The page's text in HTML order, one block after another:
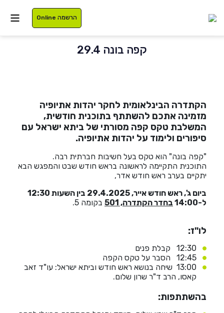
סטודנטים
בוגרים
סגל
עלינו
תוכניות לימוד
רישום
He
English
הרשמה Online
קפה בונה 29.4
הקתדרה הבינלאומית לחקר יהדות אתיופיה
מזמינה אתכם להשתתף בתוכנית חודשית,
המשלבת טקס קפה מסורתי של ביתא ישראל עם
סיפורים ולימוד על יהדות אתיופיה.
"קפה בונה" הוא טקס בעל חשיבות חברתית רבה.
התוכנית התקיימה לראשונה בראש חודש שבט והמפגש הבא
יתקיים בערב ראש חודש אדר,
ביום ג', ראש חודש אייר, 29.4.2025
בין השעות 12:30
ל-1
4:00 בחדר הקתדרה, 501 בקומה 5.
לו"ז:
12:30 קבלת פנים
12:45 הסבר על טקס הקפה
13:00 שיחה בנושא ראש חודש וביתא ישראל: עו"ד זאב
קאסו, הרב ד"ר שרון שלום.
בהשתתפות: